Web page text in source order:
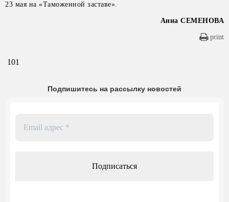
23 мая на «Таможенной заставе».
Анна СЕМЕНОВА
print
101
Подпишитесь на рассылку новостей